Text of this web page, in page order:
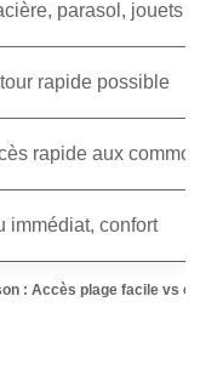
: Accès plage facile vs
parasol, jouets
rapide possible
rapide aux
immédiat, confort